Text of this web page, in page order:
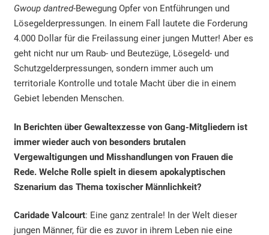
Gwoup dantred-Bewegung Opfer von Entführungen und
Lösegelderpressungen. In einem Fall lautete die Forderung
4.000 Dollar für die Freilassung einer jungen Mutter! Aber es
geht nicht nur um Raub- und Beutezüge, Lösegeld- und
Schutzgelderpressungen, sondern immer auch um
territoriale Kontrolle und totale Macht über die in einem
Gebiet lebenden Menschen.
In Berichten über Gewaltexzesse von Gang-Mitgliedern ist
immer wieder auch von besonders brutalen
Vergewaltigungen und Misshandlungen von Frauen die
Rede. Welche Rolle spielt in diesem apokalyptischen
Szenarium das Thema toxischer Männlichkeit?
Caridade Valcourt: Eine ganz zentrale! In der Welt dieser
jungen Männer, für die es zuvor in ihrem Leben nie eine